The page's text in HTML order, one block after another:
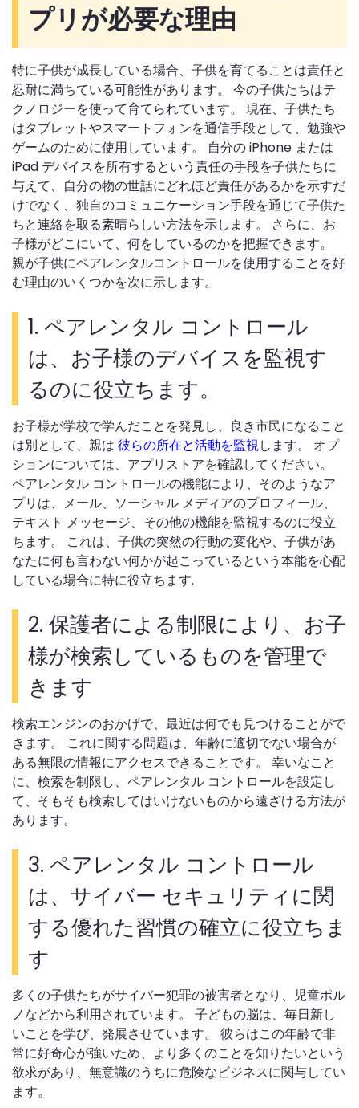
プリが必要な理由
特に子供が成長している場合、子供を育てることは責任と
忍耐に満ちている可能性があります。 今の子供たちはテ
クノロジーを使って育てられています。 現在、子供たち
はタブレットやスマートフォンを通信手段として、勉強や
ゲームのために使用しています。 自分の iPhone または
iPad デバイスを所有するという責任の手段を子供たちに
与えて、自分の物の世話にどれほど責任があるかを示すだ
けでなく、独自のコミュニケーション手段を通じて子供た
ちと連絡を取る素晴らしい方法を示します。 さらに、お
子様がどこにいて、何をしているのかを把握できます。
親が子供にペアレンタルコントロールを使用することを好
む理由のいくつかを次に示します。
1. ペアレンタル コントロール
は、お子様のデバイスを監視す
るのに役立ちます。
お子様が学校で学んだことを発見し、良き市民になること
は別として、親は 彼らの所在と活動を監視します。 オプ
ションについては、アプリストアを確認してください。
ペアレンタル コントロールの機能により、そのようなア
プリは、メール、ソーシャル メディアのプロフィール、
テキスト メッセージ、その他の機能を監視するのに役立
ちます。 これは、子供の突然の行動の変化や、子供があ
なたに何も言わない何かが起こっているという本能を心配
している場合に特に役立ちます.
2. 保護者による制限により、お子
様が検索しているものを管理で
きます
検索エンジンのおかげで、最近は何でも見つけることがで
きます。 これに関する問題は、年齢に適切でない場合が
ある無限の情報にアクセスできることです。 幸いなこと
に、検索を制限し、ペアレンタル コントロールを設定し
て、そもそも検索してはいけないものから遠ざける方法が
あります。
3. ペアレンタル コントロール
は、サイバー セキュリティに関
する優れた習慣の確立に役立ちま
す
多くの子供たちがサイバー犯罪の被害者となり、児童ポル
ノなどから利用されています。 子どもの脳は、毎日新し
いことを学び、発展させています。 彼らはこの年齢で非
常に好奇心が強いため、より多くのことを知りたいという
欲求があり、無意識のうちに危険なビジネスに関与してい
ます。